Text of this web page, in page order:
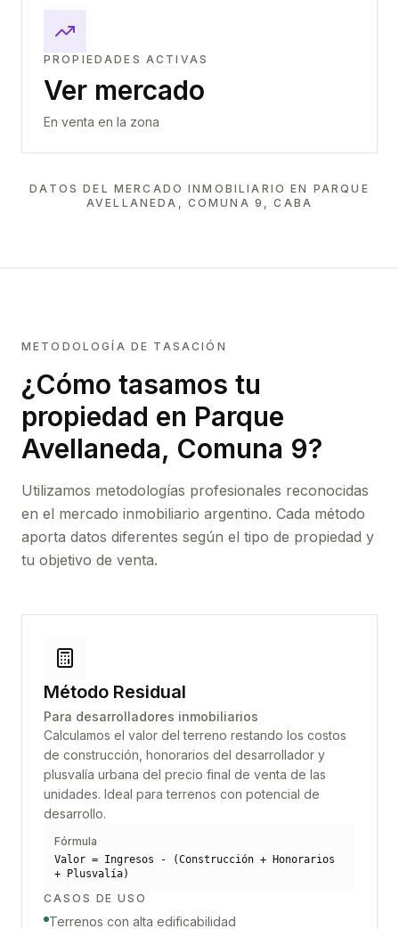
PROPIEDADES ACTIVAS
Ver mercado
En venta en la zona
DATOS DEL MERCADO INMOBILIARIO EN PARQUE
AVELLANEDA, COMUNA 9, CABA
METODOLOGÍA DE TASACIÓN
¿Cómo tasamos tu
propiedad en Parque
Avellaneda, Comuna 9?
Utilizamos metodologías profesionales reconocidas
en el mercado inmobiliario argentino. Cada método
aporta datos diferentes según el tipo de propiedad y
tu objetivo de venta.
Método Residual
Para desarrolladores inmobiliarios
Calculamos el valor del terreno restando los costos
de construcción, honorarios del desarrollador y
plusvalía urbana del precio final de venta de las
unidades. Ideal para terrenos con potencial de
desarrollo.
Fórmula
Valor = Ingresos - (Construcción + Honorarios
+ Plusvalía)
CASOS DE USO
Terrenos con alta edificabilidad